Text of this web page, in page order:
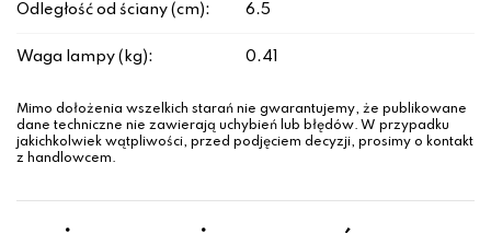
Odległość od ściany (cm): 6.5
Waga lampy (kg): 0.41
Mimo dołożenia wszelkich starań nie gwarantujemy, że publikowane
dane techniczne nie zawierają uchybień lub błędów. W przypadku
jakichkolwiek wątpliwości, przed podjęciem decyzji, prosimy o kontakt
z handlowcem.